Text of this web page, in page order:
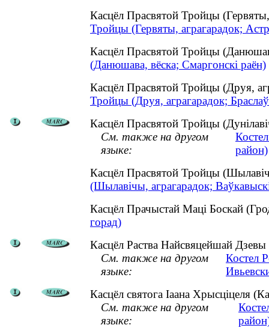
Касцёл Прасвятой Тройцы
Тройцы (Гервяты, аграгарадок;
Касцёл Прасвятой Тройцы
(Данюшава, вёска; Смаргонскі раён)
Касцёл Прасвятой Тройцы (Друя,
Тройцы (Друя, аграгарадок;
Касцёл Прасвятой Тройцы
См. также на другом
языке:
район)
Касцёл Прасвятой Тройцы
(Шылавічы, аграгарадок;
Касцёл Прачыстай Маці Боскай
горад)
Касцёл Раства Найсвяцейшай
См. также на другом
языке:
Костел
Касцёл святога Іаана Хрысціцеля
См. также на другом
языке: